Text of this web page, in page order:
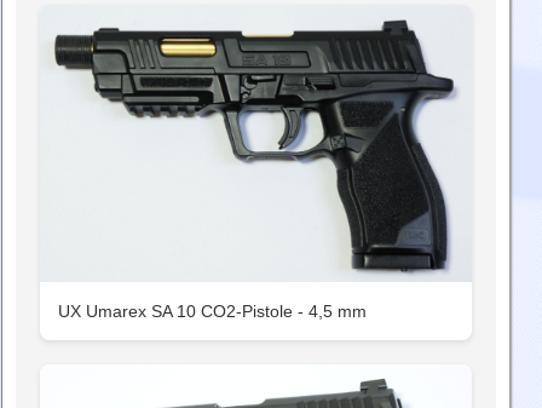
UX Umarex SA 10 CO2-Pistole - 4,5 mm